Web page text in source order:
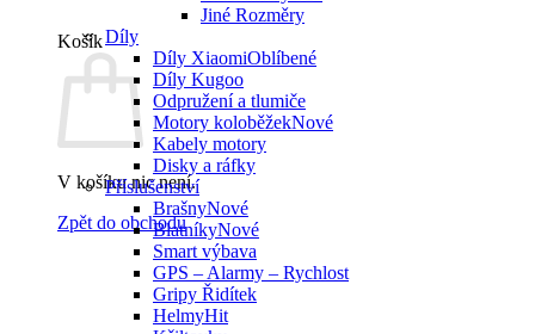
Košík
V košíku nic není.
Zpět do obchodu
Jiné Rozměry
Díly
Díly Xiaomi
Díly Kugoo
Odpružení a tlumiče
Motory koloběžek
Kabely motory
Disky a ráfky
Příslušenství
Brašny
Blatníky
Smart výbava
GPS – Alarmy – Rychlost
Gripy Řidítek
Helmy